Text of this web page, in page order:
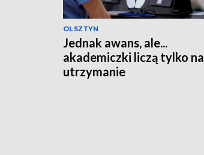
OLSZTYN
Jednak awans, ale...
akademiczki liczą tylko na
utrzymanie